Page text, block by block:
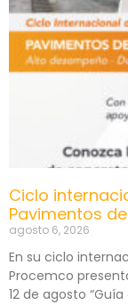
Ciclo
Pavimentos
agosto 6, 2026
En su ciclo
Procemco
12 de agosto